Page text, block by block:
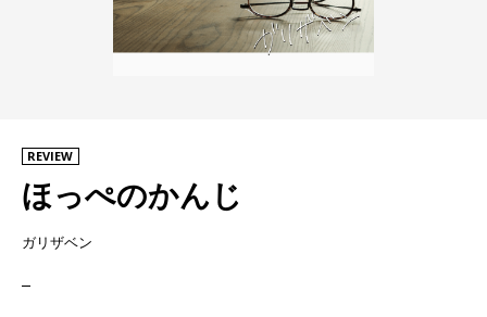
REVIEW
ほっぺのかんじ
ガリザベン